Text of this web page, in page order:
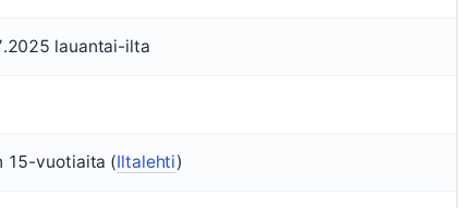
lauantai-ilta
15-vuotiaita (Iltalehti)